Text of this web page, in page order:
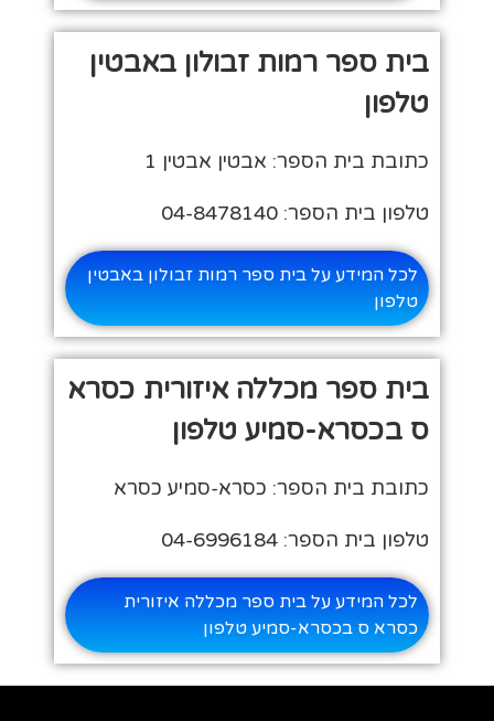
בית ספר רמות זבולון באבטין
טלפון
כתובת בית הספר: אבטין אבטין 1
טלפון בית הספר: 04-8478140
לכל המידע על בית ספר רמות זבולון באבטין
טלפון
בית ספר מכללה איזורית כסרא
ס בכסרא-סמיע טלפון
כתובת בית הספר: כסרא-סמיע כסרא
טלפון בית הספר: 04-6996184
לכל המידע על בית ספר מכללה איזורית
כסרא ס בכסרא-סמיע טלפון